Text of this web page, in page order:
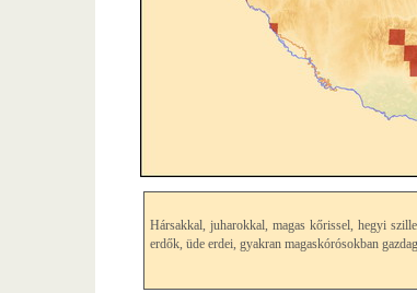
Hársakkal, juharokkal, magas kőrissel, hegyi
erdők, üde erdei, gyakran magaskórósokban